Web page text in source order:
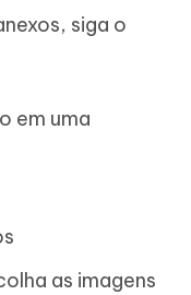
siga o
em uma
as imagens